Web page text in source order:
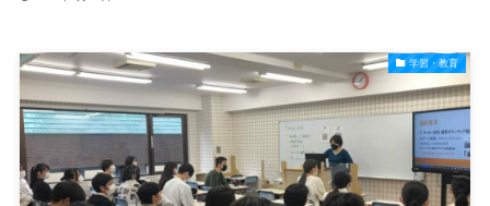
学習・教育